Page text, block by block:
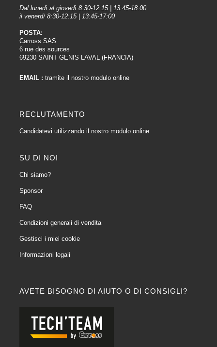
AVETE BISOGNO DI AIUTO O DI CONSIGLI?
Dal lunedì al giovedì 8:30-12:15 | 13:45-18:00
il venerdì 8:30-12:15 | 13:45-17:00
POSTA:
Carross SAS
6 rue des sources
69230 SAINT GENIS LAVAL (FRANCIA)
EMAIL : tramite il nostro modulo online
RECLUTAMENTO
Candidatevi utilizzando il nostro modulo online
SU DI NOI
Chi siamo?
Sponsor
FAQ
Condizioni generali di vendita
Gestisci i miei cookie
Informazioni legali